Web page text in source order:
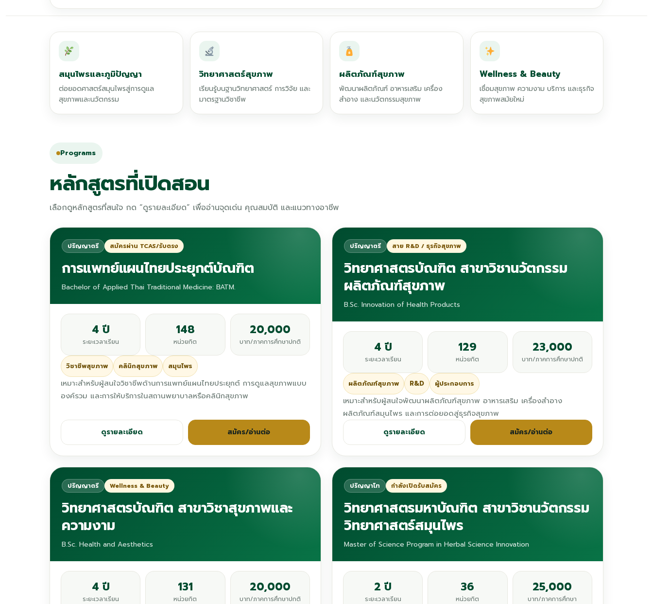
สมุนไพรและภูมิปัญญา
ต่อยอดศาสตร์สมุนไพรสู่การดูแล
สุขภาพและนวัตกรรม
วิทยาศาสตร์สุขภาพ
เรียนรู้บนฐานวิทยาศาสตร์ การวิจัย และ
มาตรฐานวิชาชีพ
ผลิตภัณฑ์สุขภาพ
พัฒนาผลิตภัณฑ์ อาหารเสริม เครื่อง
สำอาง และนวัตกรรมสุขภาพ
Wellness & Beauty
เชื่อมสุขภาพ ความงาม บริการ และธุรกิจ
สุขภาพสมัยใหม่
Programs
หลักสูตรที่เปิดสอน
เลือกดูหลักสูตรที่สนใจ กด “ดูรายละเอียด” เพื่ออ่านจุดเด่น คุณสมบัติ และแนวทางอาชีพ
ปริญญาตรี สมัครผ่าน TCAS/รับตรง
การแพทย์แผนไทยประยุกต์บัณฑิต
Bachelor of Applied Thai Traditional Medicine: BATM.
4 ปี
ระยะเวลาเรียน
148
หน่วยกิต
20,000
บาท/ภาคการศึกษาปกติ
วิชาชีพสุขภาพ คลินิกสุขภาพ สมุนไพร
เหมาะสำหรับผู้สนใจวิชาชีพด้านการแพทย์แผนไทยประยุกต์ การดูแลสุขภาพแบบ
องค์รวม และการให้บริการในสถานพยาบาลหรือคลินิกสุขภาพ
ดูรายละเอียด สมัคร/อ่านต่อ
ปริญญาตรี สาย R&D / ธุรกิจสุขภาพ
วิทยาศาสตรบัณฑิต สาขาวิชานวัตกรรม
ผลิตภัณฑ์สุขภาพ
B.Sc. Innovation of Health Products
4 ปี
ระยะเวลาเรียน
129
หน่วยกิต
23,000
บาท/ภาคการศึกษาปกติ
ผลิตภัณฑ์สุขภาพ R&D ผู้ประกอบการ
เหมาะสำหรับผู้สนใจพัฒนาผลิตภัณฑ์สุขภาพ อาหารเสริม เครื่องสำอาง
ผลิตภัณฑ์สมุนไพร และการต่อยอดสู่ธุรกิจสุขภาพ
ดูรายละเอียด สมัคร/อ่านต่อ
ปริญญาตรี Wellness & Beauty
วิทยาศาสตรบัณฑิต สาขาวิชาสุขภาพและ
ความงาม
B.Sc. Health and Aesthetics
4 ปี
ระยะเวลาเรียน
131
หน่วยกิต
20,000
บาท/ภาคการศึกษาปกติ
ปริญญาโท กำลังเปิดรับสมัคร
วิทยาศาสตรมหาบัณฑิต สาขาวิชานวัตกรรม
วิทยาศาสตร์สมุนไพร
Master of Science Program in Herbal Science Innovation
2 ปี
ระยะเวลาเรียน
36
หน่วยกิต
25,000
บาท/ภาคการศึกษา